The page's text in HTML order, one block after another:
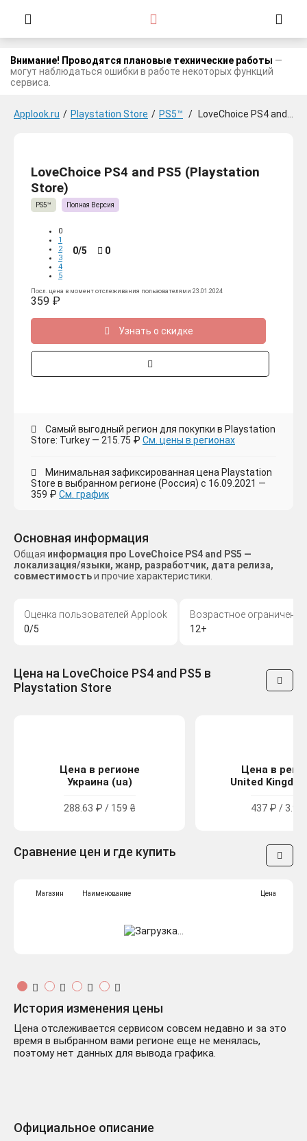
Внимание! Проводятся плановые технические работы —
могут наблюдаться ошибки в работе некоторых функций
сервиса.
Applook.ru / Playstation Store / PS5™ / LoveChoice PS4 and PS5
LoveChoice PS4 and PS5 (Playstation
Store)
PS5™ Полная Версия
0
1
2
3
4
5
0/5 0
Посл. цена в момент отслеживания пользователями 23.01.2024
359 ₽
Узнать о скидке
Самый выгодный регион для покупки в Playstation
Store: Turkey — 215.75 ₽ См. цены в регионах
Минимальная зафиксированная цена Playstation
Store в выбранном регионе (Россия) с 16.09.2021 —
359 ₽ См. график
Основная информация
Общая информация про LoveChoice PS4 and PS5 —
локализация/языки, жанр, разработчик, дата релиза,
совместимостьи прочие характеристики.
Оценка пользователей Applook
0/5
Возрастное ограничение
12+
Цена на LoveChoice PS4 and PS5 в
Playstation Store
Цена в регионе
Украина (ua)
288.63 ₽ / 159 ₴
Цена в
United
437 ₽ / 3.99
Сравнение цен и где купить
Магазин Наименование Цена
История изменения цены
Цена отслеживается сервисом совсем недавно и за это
время в выбранном вами регионе еще не менялась,
поэтому нет данных для вывода графика.
Официальное описание